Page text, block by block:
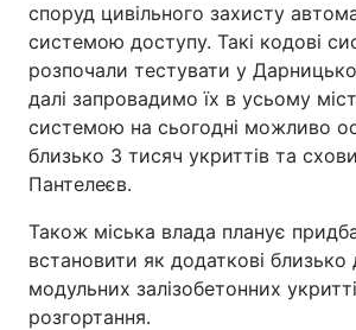
Здоров'я Туризм
Цікавинки Погода
Екологія Регіони
Відео з Youtube Статті
Інтерв'ю Думки
споруд цивільного захисту
системою доступу. Такі кодові
розпочали тестувати у
далі запровадимо їх в усьому
системою на сьогодні можливо
близько 3 тисяч укриттів та
Пантелеєв.
Також міська влада планує
встановити як додаткові близько
модульних залізобетонних
розгортання.